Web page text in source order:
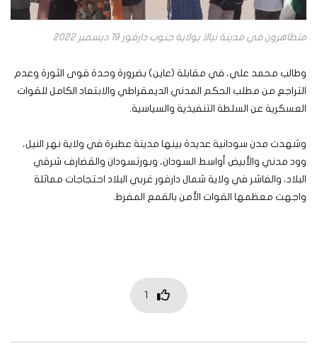
متظاهرون في مدينة نيالا بولاية جنوب دارفور 19 ديسمبر 2022
وطالب محمد علي، في مقابلة (عاين) بضرورة وحدة قوى الثورة وعدم
التراجع من مطلب الحكم المدني الديمقراطي والابتعاد الكامل للقوات
العسكرية عن السلطة التنفيذية والسياسية.
وشهدت مدن سودانية عديدة بينها مدينة عطبرة في ولاية نهر النيل،
وود مدني والأبيض أواسط السودان، وبورتسودان والقضارف شرقي
البلاد، والفاشر في ولاية شمال دارفور غربي البلاد احتجاجات مماثلة
واجهت معظمها القوات الأمن بالقمع المفرط.
1